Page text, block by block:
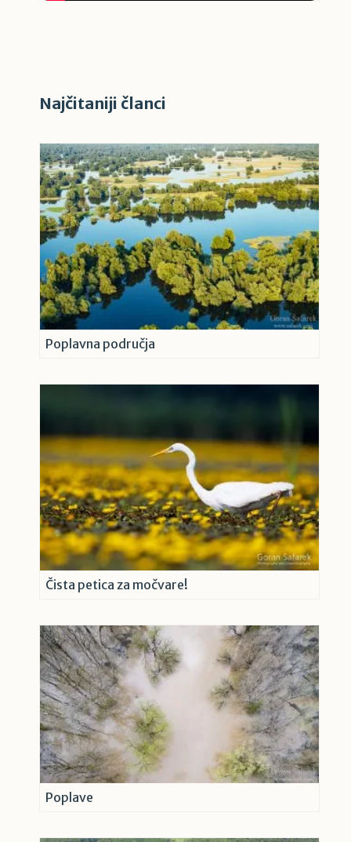
Najčitaniji članci
Poplavna područja
Čista petica za močvare!
Poplave